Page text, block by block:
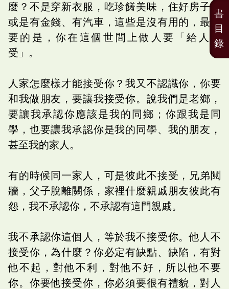
麼？不是穿新衣服，吃珍饈美味，住好房子，
或是有金錢、有汽車，這些是沒有用的，最重
要的是，你在這個世間上做人要「給人接
受」。
人家怎麼樣才能接受你？我又不認識你，你要
和我做朋友，要讓我接受你。說我們是老鄉，
要讓我承認你應該是我的同鄉；你跟我是同
學，也要讓我承認你是我的同學、我的朋友，
甚至我的家人。
有的時候同一家人，可是彼此不接受，兄弟鬩
牆，父子脫離關係，家裡什麼親戚朋友彼此有
怨，我不承認你，不承認有這門親戚。
我不承認你這個人，等於我不接受你。他人不
接受你，為什麼？你必定有缺點、缺陷，有對
他不起，對他不利，對他不好，所以他不要
你。你要他接受你，你必須要很有禮貌，對人
書
目
錄